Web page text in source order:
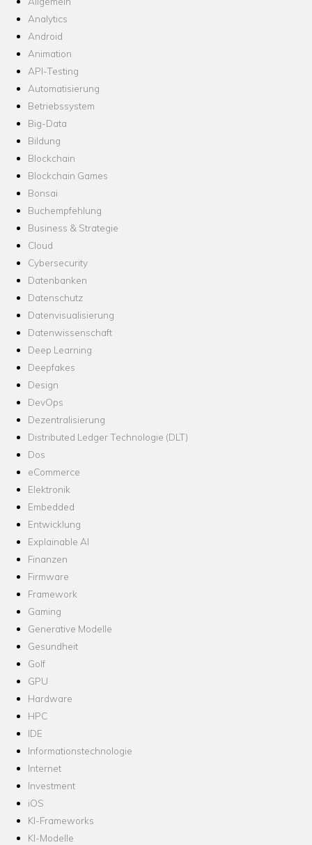
Analytics
Android
Animation
API-Testing
Automatisierung
Betriebssystem
Big-Data
Bildung
Blockchain
Blockchain Games
Bonsai
Buchempfehlung
Business & Strategie
Cloud
Cybersecurity
Datenbanken
Datenschutz
Datenvisualisierung
Datenwissenschaft
Deep Learning
Deepfakes
Design
DevOps
Dezentralisierung
Distributed Ledger Technologie (DLT)
Dos
eCommerce
Elektronik
Embedded
Entwicklung
Explainable AI
Finanzen
Firmware
Framework
Gaming
Generative Modelle
Gesundheit
Golf
GPU
Hardware
HPC
IDE
Informationstechnologie
Internet
Investment
iOS
KI-Frameworks
KI-Modelle